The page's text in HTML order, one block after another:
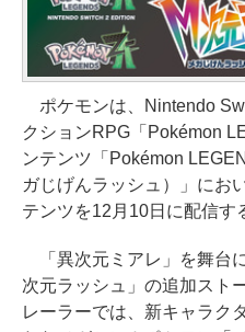
ポケモンは、Nintendo
クションRPG「Pokémon
ンテンツ「Pokémon
ガじげんラッシュ）」にお
テンツを12月10日に配信す
「異次元ミアレ」を舞台
次元ラッシュ」の追加スト
レーラーでは、新キャラク